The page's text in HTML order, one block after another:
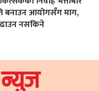
बनाउन आयोगसँग माग,
नसकिने